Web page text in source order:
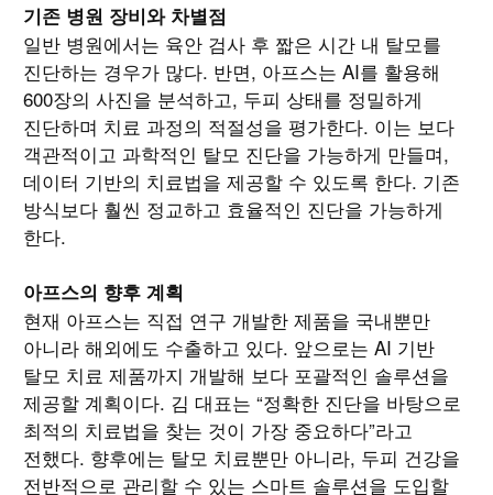
기존 병원 장비와 차별점
일반 병원에서는 육안 검사 후 짧은 시간 내 탈모를
진단하는 경우가 많다. 반면, 아프스는 AI를 활용해
600장의 사진을 분석하고, 두피 상태를 정밀하게
진단하며 치료 과정의 적절성을 평가한다. 이는 보다
객관적이고 과학적인 탈모 진단을 가능하게 만들며,
데이터 기반의 치료법을 제공할 수 있도록 한다. 기존
방식보다 훨씬 정교하고 효율적인 진단을 가능하게
한다.
아프스의 향후 계획
현재 아프스는 직접 연구 개발한 제품을 국내뿐만
아니라 해외에도 수출하고 있다. 앞으로는 AI 기반
탈모 치료 제품까지 개발해 보다 포괄적인 솔루션을
제공할 계획이다. 김 대표는 “정확한 진단을 바탕으로
최적의 치료법을 찾는 것이 가장 중요하다”라고
전했다. 향후에는 탈모 치료뿐만 아니라, 두피 건강을
전반적으로 관리할 수 있는 스마트 솔루션을 도입할